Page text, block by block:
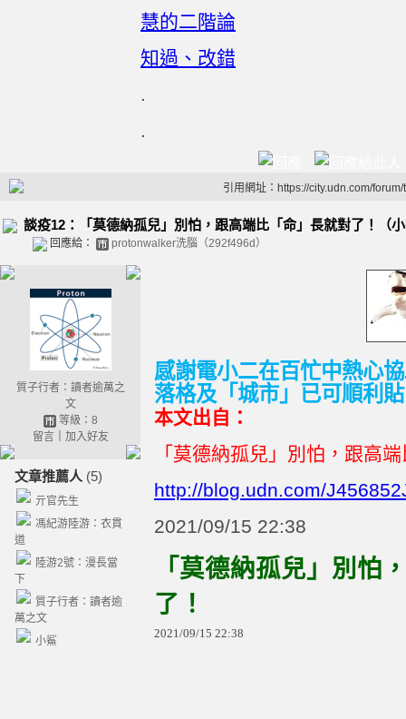
慧的二階論
知過、改錯
.
.
引用網址：https://city.udn.com/
談疫12：「莫德納孤兒」別怕，跟高端比「命」長就對了！（
回應給： protonwalker洗腦（292f496d）
質子行者：讀者逾萬之
文
等級：8
留言｜ 加入好友
文章推薦人 (5)
亓官先生
馮紀游陸游：衣貫
道
陸游2號：漫長當
下
質子行者：讀者逾
萬之文
小鯊
感謝電小二在百忙中熱心
落格及「城市」已可順利
本文出自：
「莫德納孤兒」別怕，跟高
http://blog.udn.com/
2021/09/15 22:38
「莫德納孤兒」別怕
了！
2021/09/15 22:38